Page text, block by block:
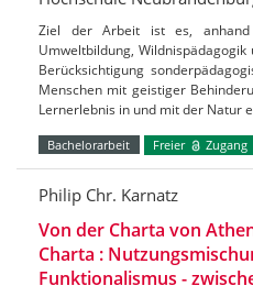
Ziel der Arbeit ist es,
Umweltbildung,
Berücksichtigung
Menschen mit geistiger
Lernerlebnis in und mit der Natur
Bachelorarbeit Freier Zugang
Philip Chr. Karnatz
Von der Charta von
Charta :
Funktionalismus -